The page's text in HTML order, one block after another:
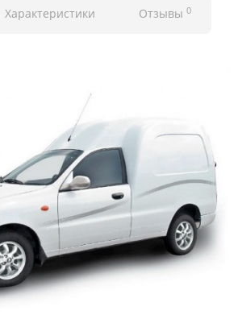
Характеристики Отзывы 0